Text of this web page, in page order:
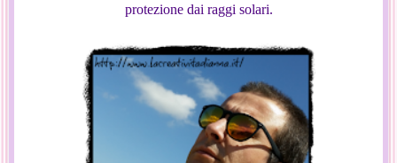
protezione dai raggi solari.